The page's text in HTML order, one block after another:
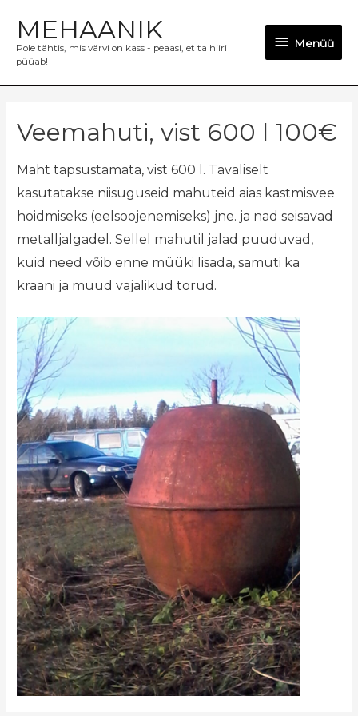
MEHAANIK
Pole tähtis, mis värvi on kass - peaasi, et ta hiiri
püüab!
Menüü
Menüü
Veemahuti, vist 600 l 100€
Maht täpsustamata, vist 600 l. Tavaliselt
kasutatakse niisuguseid mahuteid aias kastmisvee
hoidmiseks (eelsoojenemiseks) jne. ja nad seisavad
metalljalgadel. Sellel mahutil jalad puuduvad,
kuid need võib enne müüki lisada, samuti ka
kraani ja muud vajalikud torud.